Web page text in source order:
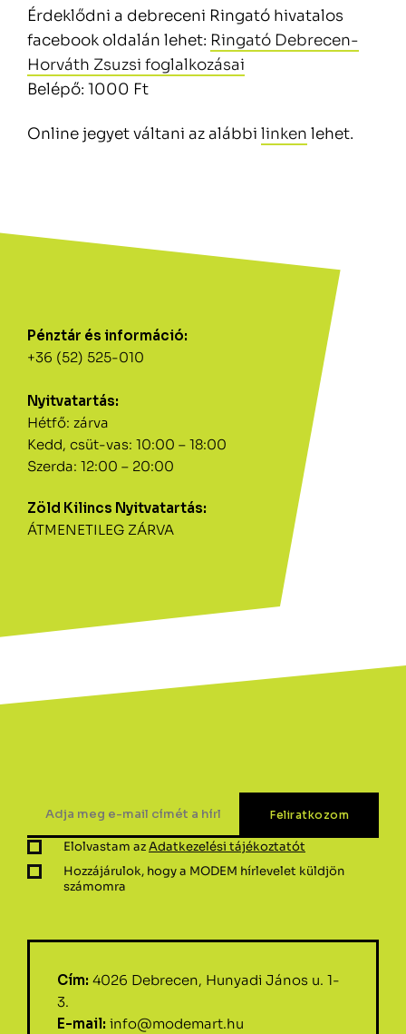
Pénztár és információ:
+36 (52) 525-010
Nyitvatartás:
Hétfő: zárva
Kedd, csüt-vas: 10:00 – 18:00
Szerda: 12:00 – 20:00
Zöld Kilincs Nyitvatartás:
ÁTMENETILEG ZÁRVA
Érdeklődni a debreceni Ringató hivatalos
facebook oldalán lehet: Ringató Debrecen-
Horváth Zsuzsi foglalkozásai
Belépő: 1000 Ft
Online jegyet váltani az alábbi linken lehet.
Elolvastam azAdatkezelési tájékoztatót
Hozzájárulok, hogy a MODEM hírlevelet küldjön
számomra
Cím: 4026 Debrecen, Hunyadi János u. 1-
3.
E-mail: info@modemart.hu